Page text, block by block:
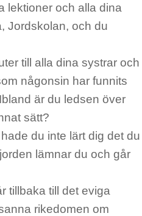
lektioner och alla dina
Jordskolan, och du
till alla dina systrar och
någonsin har funnits
är du ledsen över
sätt?
du inte lärt dig det du
lämnar du och går
tillbaka till det eviga
rikedomen om